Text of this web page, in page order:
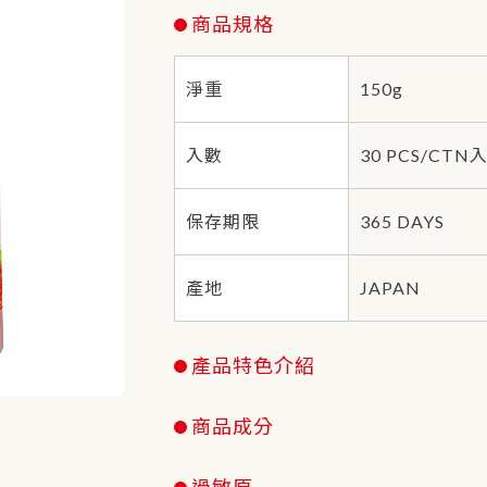
商品規格
淨重 150g
入數 30 PCS/CTN
保存期限 365 DAYS
產地 JAPAN
產品特色介紹
商品成分